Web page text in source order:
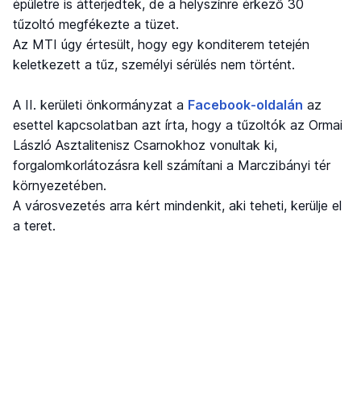
épületre is átterjedtek, de a helyszínre érkező 30
tűzoltó megfékezte a tüzet.
Az MTI úgy értesült, hogy egy konditerem tetején
keletkezett a tűz, személyi sérülés nem történt.
A II. kerületi önkormányzat a Facebook-oldalán az
esettel kapcsolatban azt írta, hogy a tűzoltók az Ormai
László Asztalitenisz Csarnokhoz vonultak ki,
forgalomkorlátozásra kell számítani a Marczibányi tér
környezetében.
A városvezetés arra kért mindenkit, aki teheti, kerülje el
a teret.